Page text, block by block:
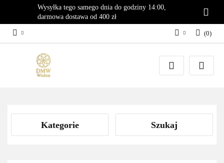
Wysyłka tego samego dnia do godziny 14:00,
darmowa dostawa od 400 zł
Zaloguj się
Załóż konto
(0)
Kategorie Szukaj